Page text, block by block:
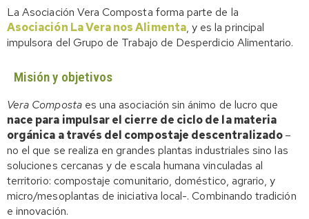
La Asociación Vera Composta forma parte de la
Asociación La Vera nos Alimenta, y es la principal
impulsora del Grupo de Trabajo de Desperdicio Alimentario.
Misión y objetivos
Vera Compostaes una asociación sin ánimo de lucro que
nace para impulsar el cierre de ciclo de la materia
orgánica a través del compostaje descentralizado–
no el que se realiza en grandes plantas industriales sino las
soluciones cercanas y de escala humana vinculadas al
territorio: compostaje comunitario, doméstico, agrario, y
micro/mesoplantas de iniciativa local-. Combinando tradición
e innovación.